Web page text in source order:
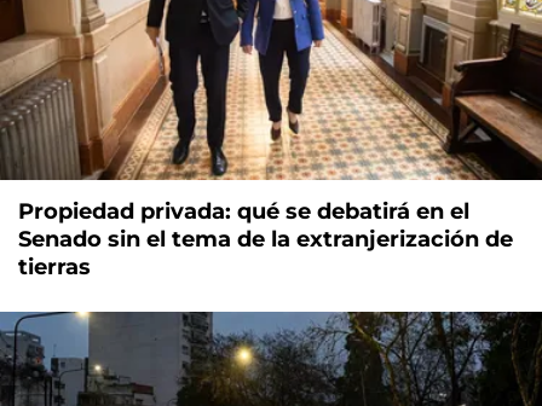
Propiedad privada: qué se debatirá en el
Senado sin el tema de la extranjerización de
tierras